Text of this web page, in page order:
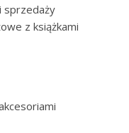
sprzedaży
z książkami